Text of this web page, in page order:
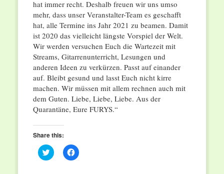
hat immer recht. Deshalb freuen wir uns umso
mehr, dass unser Veranstalter-Team es geschafft
hat, alle Termine ins Jahr 2021 zu beamen. Damit
ist 2020 das vielleicht längste Vorspiel der Welt.
Wir werden versuchen Euch die Wartezeit mit
Streams, Gitarrenunterricht, Lesungen und
anderen Ideen zu verkürzen. Passt auf einander
auf. Bleibt gesund und lasst Euch nicht kirre
machen. Wir müssen mit allem rechnen auch mit
dem Guten. Liebe, Liebe, Liebe. Aus der
Quarantäne, Eure FURYS.“
Share this:
Click
to
Click
to